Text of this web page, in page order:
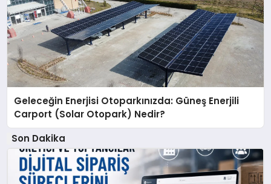
Geleceğin Enerjisi Otoparkınızda: Güneş Enerjili
Carport (Solar Otopark) Nedir?
Son Dakika